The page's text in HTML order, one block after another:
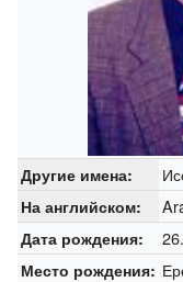
Другие имена:
На английском:
Дата рождения:
Место рождения: